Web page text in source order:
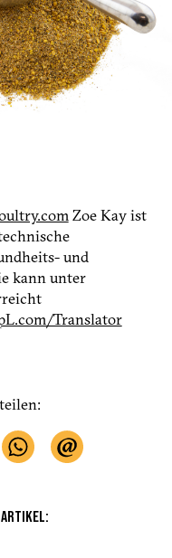
Zoe Kay ist
und
kann unter
Translator